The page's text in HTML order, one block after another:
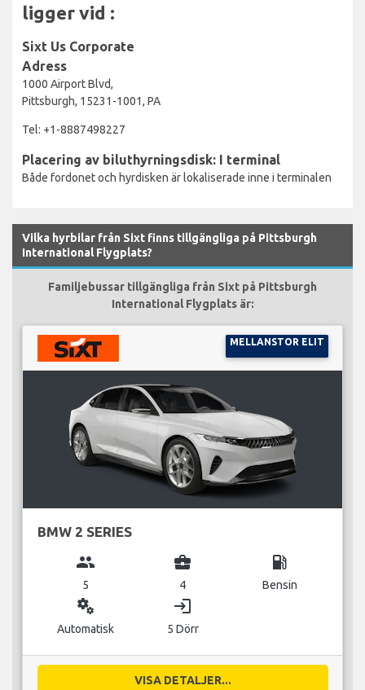
ligger vid :
Sixt Us Corporate
Adress
1000 Airport Blvd,
Pittsburgh, 15231-1001, PA
Tel: +1-8887498227
Placering av biluthyrningsdisk: I terminal
Både fordonet och hyrdisken är lokaliserade inne i terminalen
Vilka hyrbilar från Sixt finns tillgängliga på Pittsburgh
International Flygplats?
Familjebussar tillgängliga från Sixt på Pittsburgh
International Flygplats är:
MELLANSTOR ELIT
BMW 2 SERIES
group
5
business_center
4
local_gas_station
Bensin
miscellaneous_services
Automatisk
login
5 Dörr
VISA DETALJER...